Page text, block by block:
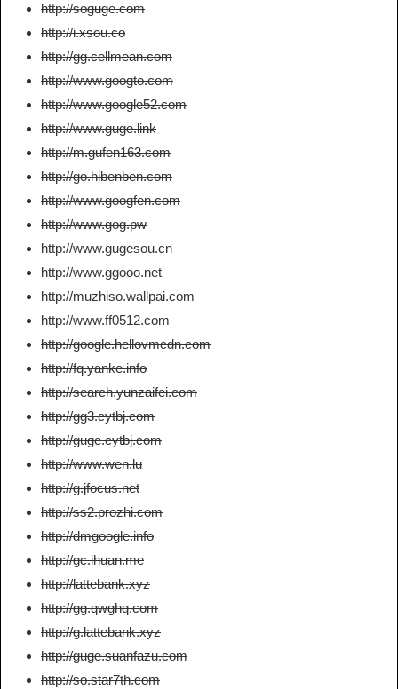
http://soguge.com
http://i.xsou.co
http://gg.cellmean.com
http://www.googto.com
http://www.google52.com
http://www.guge.link
http://m.gufen163.com
http://go.hibenben.com
http://www.googfen.com
http://www.gog.pw
http://www.gugesou.cn
http://www.ggooo.net
http://muzhiso.wallpai.com
http://www.ff0512.com
http://google.hellovmcdn.com
http://fq.yanke.info
http://search.yunzaifei.com
http://gg3.cytbj.com
http://guge.cytbj.com
http://www.wen.lu
http://g.jfocus.net
http://ss2.prozhi.com
http://dmgoogle.info
http://gc.ihuan.me
http://lattebank.xyz
http://gg.qwghq.com
http://g.lattebank.xyz
http://guge.suanfazu.com
http://so.star7th.com